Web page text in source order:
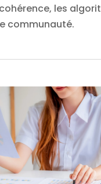
les
communauté.